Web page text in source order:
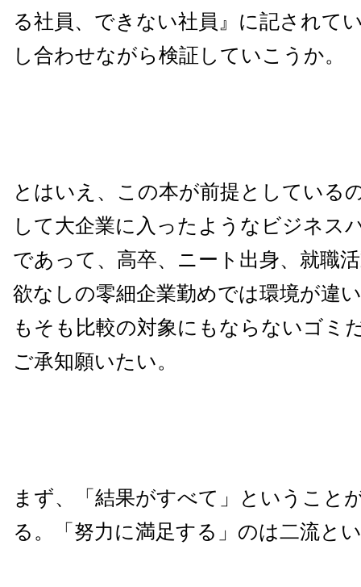
る社員、できない社員』に記されて
し合わせながら検証していこうか。
とはいえ、この本が前提としている
して大企業に入ったようなビジネス
であって、高卒、ニート出身、就職
欲なしの零細企業勤めでは環境が違
もそも比較の対象にもならないゴミ
ご承知願いたい。
まず、「結果がすべて」ということ
る。「努力に満足する」のは二流と